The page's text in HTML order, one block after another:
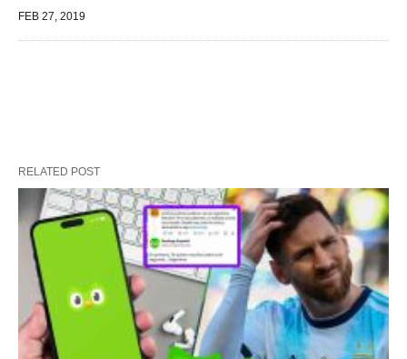
FEB 27, 2019
RELATED POST